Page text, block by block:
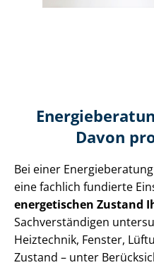
Davon
Bei einer
eine fachlich fundierte
energetischen Zustand
Sach­ver­stän­di­gen
Heiztechnik, Fenster,
Zustand – unter